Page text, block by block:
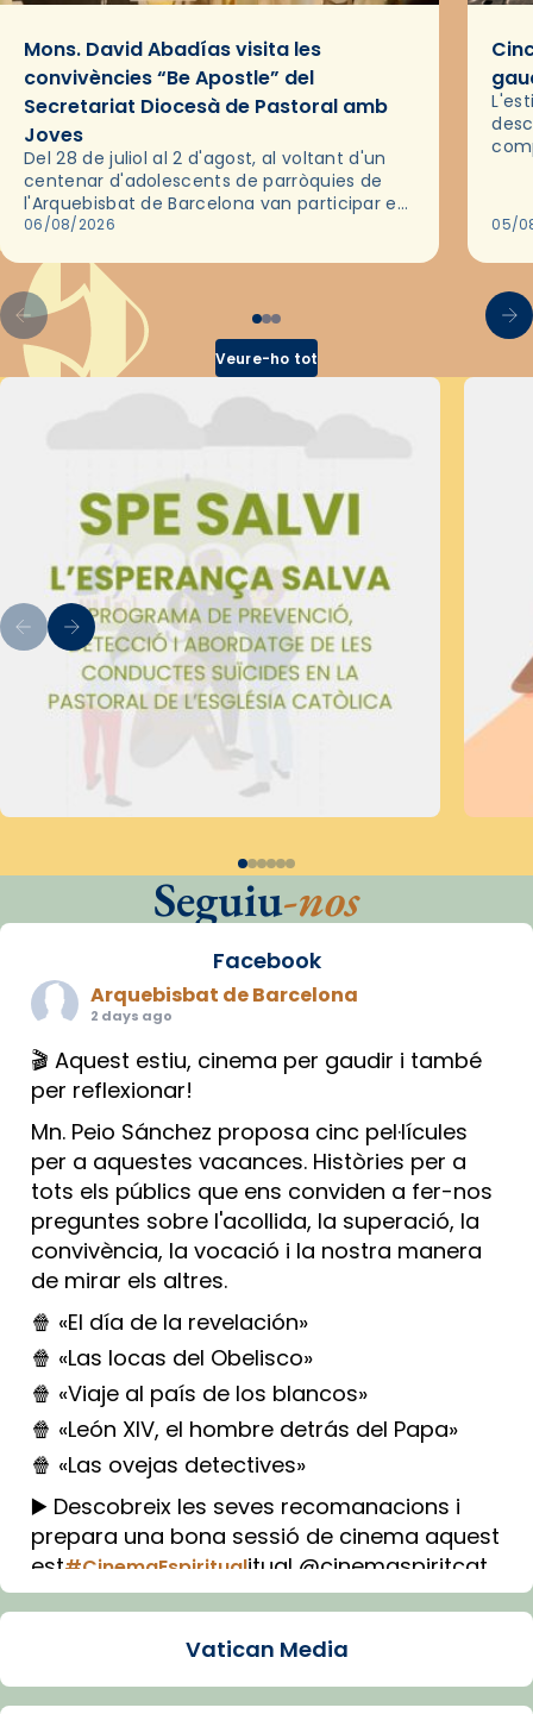
Mons. David Abadías visita les
convivències “Be Apostle” del
Secretariat Diocesà de Pastoral amb
Joves
Del 28 de juliol al 2 d'agost, al voltant d'un
centenar d'adolescents de parròquies de
l'Arquebisbat de Barcelona van participar en
les convivències Be Apostle, organitzades
06/08/2026 05/
Veure-ho tot
Seguiu-nos
Facebook
Arquebisbat de Barcelona
2 days ago
🎬 Aquest estiu, cinema per gaudir i també
per reflexionar!
Mn. Peio Sánchez proposa cinc pel·lícules
per a aquestes vacances. Històries per a
tots els públics que ens conviden a fer-nos
preguntes sobre l'acollida, la superació, la
convivència, la vocació i la nostra manera
de mirar els altres.
🍿 «El día de la revelación»
🍿 «Las locas del Obelisco»
🍿 «Viaje al país de los blancos»
🍿 «León XIV, el hombre detrás del Papa»
🍿 «Las ovejas detectives»
▶️ Descobreix les seves recomanacions i
prepara una bona sessió de cinema aquest
est#CinemaEspiritualitual @cinemaspiritcat
Imatge: Generada amb IA (OpenAI)
Vatican Media